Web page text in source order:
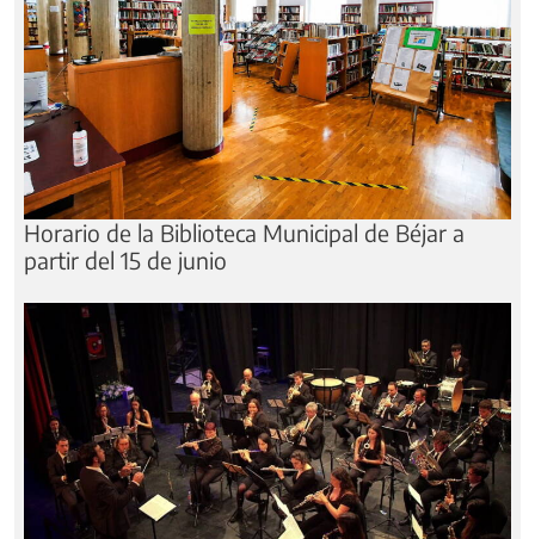
Horario de la Biblioteca Municipal de Béjar a
partir del 15 de junio